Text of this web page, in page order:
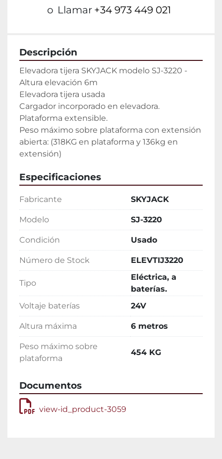
o Llamar +34 973 449 021
Descripción
Elevadora tijera SKYJACK modelo SJ-3220 -
Altura elevación 6m
Elevadora tijera usada
Cargador incorporado en elevadora.
Plataforma extensible.
Peso máximo sobre plataforma con extensión
abierta: (318KG en plataforma y 136kg en
extensión)
Especificaciones
Fabricante SKYJACK
Modelo SJ-3220
Condición Usado
Número de Stock ELEVTIJ3220
Tipo
Eléctrica, a
baterías.
Voltaje baterías
24V
Altura máxima 6 metros
Peso máximo sobre
plataforma
454 KG
Documentos
view-id_product-3059